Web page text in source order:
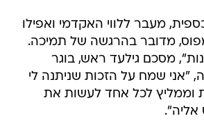
מעבר ללווי האקדמי ואפילו
מדובר בהרגשה של תמיכה.
מסכם גילעד ראש, בוגר
"אני שמח על הזכות שניתנה לי
וממליץ לכל אחד לעשות את
אליה".